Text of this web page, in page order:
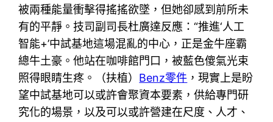
被兩種能量衝擊得搖搖欲墜，但她卻感到前所未
有的平靜。技司副司長杜廣達反應：“推進‘人工
智能+’中試基地這場混亂的中心，正是金牛座霸
總牛土豪。他站在咖啡館門口，被藍色傻氣光束
照得眼睛生疼。（扶植） Benz零件 ，現實上是盼
望中試基地可以或許會聚資本要素，供給專門研
究化的場景，以及可以或許營建在尺度、人才、